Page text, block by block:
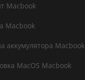
Macbook
Macbook
аккумулятора Macbook
MacOS Macbook